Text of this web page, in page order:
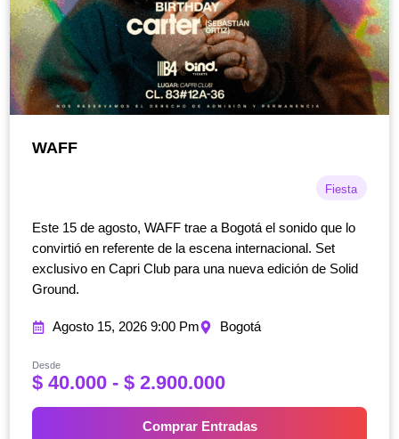
WAFF
Fiesta
Este 15 de agosto, WAFF trae a Bogotá el sonido que lo
convirtió en referente de la escena internacional. Set
exclusivo en Capri Club para una nueva edición de Solid
Ground.
Agosto 15, 2026 9:00 Pm Bogotá
Desde
$40.000 - $2.900.000R
n
Comprar Entradas